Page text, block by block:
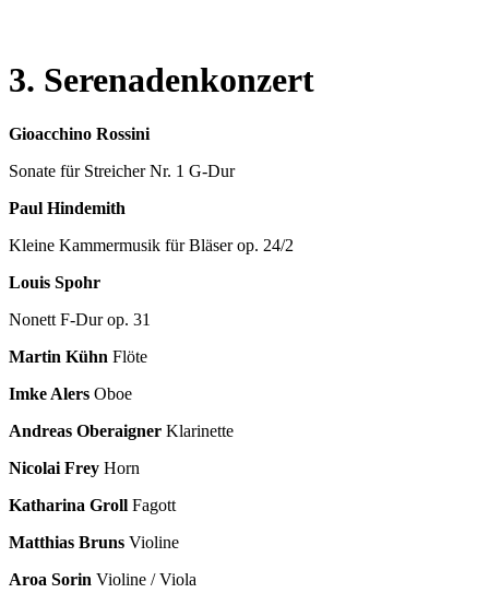
3. Serenadenkonzert
Gioacchino Rossini
Sonate für Streicher Nr. 1 G-Dur
Paul Hindemith
Kleine Kammermusik für Bläser op. 24/2
Louis Spohr
Nonett F-Dur op. 31
Martin Kühn Flöte
Imke Alers Oboe
Andreas Oberaigner Klarinette
Nicolai Frey Horn
Katharina Groll Fagott
Matthias Bruns Violine
Aroa Sorin Violine / Viola